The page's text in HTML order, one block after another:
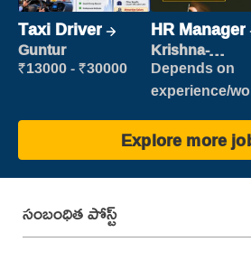
Taxi Driver
Guntur
₹13000 - ₹30000
HR Manager
Krishna-
vijayawada
Depends on
experience/
Explore more
సంబంధిత పోస్ట్